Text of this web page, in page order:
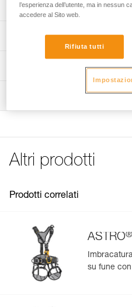
Descrizione
C083DA00 (confezione da
commercializzata tra il
- ASTRO SIT FAST
dal 2025.
- ASTRO BOD FAST
commercializzata tra il 2018
Specifiche tecniche
Certificazione(i): CE
: versione europea
Confezione : 5
Codice : C083DA01
: versione internazionale
Informazioni tecniche
Gestisci e controlla
Altri prodotti
Prodotti correlati
ASTRO®
su fune
l’esperienza dell’utente, ma in nessun
accedere al Sito web.
Rifiuta tutti